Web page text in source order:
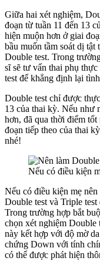
Giữa hai xét nghiệm,
đoạn từ tuần 11 đến 13
hiện muộn hơn ở giai
bầu muốn tầm soát dị
Double test. Trong
sĩ sẽ tư vấn thai phụ
test để khẳng định lại
Double test chỉ được
13 của thai kỳ. Nếu như
hơn, đã qua thời điểm
đoạn tiếp theo của thai
nhé!
Nếu có điều kiện
Nếu có điều kiện mẹ
Double test và Triple
Trong trường hợp bắt
chọn xét nghiệm Double
này kết hợp với độ mờ
chứng Down với tính
có thể được phát hiện